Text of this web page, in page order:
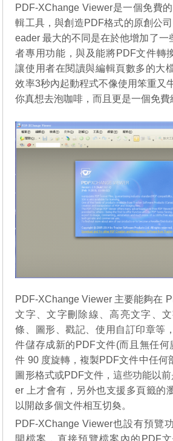
PDF-XChange Viewer是一個免費
輯工具，與創造PDF格式的原創公
eader 最大的不同是在於他增加了一
者專用功能，與及能將PDF文件轉
讓使用者在閱讀與編輯頁數多的大
效率3秒內起動程式不像使用笨重又
你真想去泡咖啡，而且更是一個免費
PDF-XChange Viewer 主要能夠在
文字、文字刪除線、高亮文字、
條、圖形、戳記、使用自訂印章等
件儲存成新的PDF文件(而且無任何
件 90 度旋轉，複製PDF文件中任何
圖形格式或PDF文件，這些功能以
er 上才會有，另外也支援多頁籤的
以開啟多個文件相互切奐。
PDF-XChange Viewer也設有預覽
開檔案，直接預覽檔案內的PDF